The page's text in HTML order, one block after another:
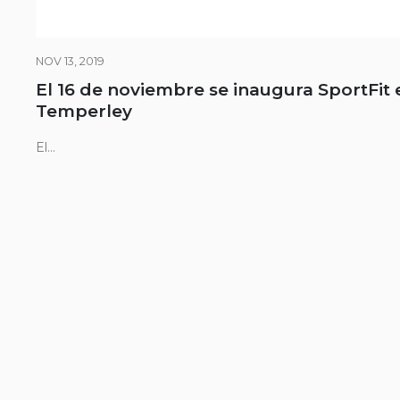
NOV 13, 2019
El 16 de noviembre se inaugura SportFit
Temperley
El...